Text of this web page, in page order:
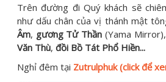
Trên đường đi Quý khách sẽ
như dấu chân của vị thánh mật
Âm, gương Tử Thần (Yama
Văn Thù, đồi Bồ Tát Phổ Hiền...
Nghỉ đêm tại Zutrulphuk (click để